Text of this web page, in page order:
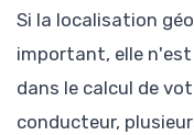
Si la localisation
important, elle
dans le calcul de
conducteur,